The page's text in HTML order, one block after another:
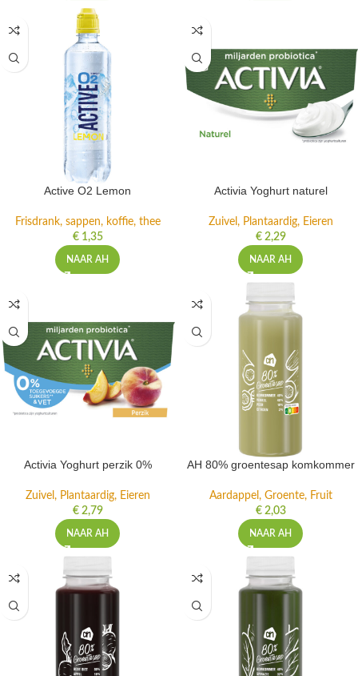
Active O2 Lemon
Frisdrank, sappen, koffie, thee
€1,35
NAAR AH
Activia Yoghurt naturel
Zuivel, Plantaardig, Eieren
€2,29
NAAR AH
Activia Yoghurt perzik 0%
Zuivel, Plantaardig, Eieren
€2,79
NAAR AH
AH 80% groentesap komkommer
Aardappel, Groente, Fruit
€2,03
NAAR AH